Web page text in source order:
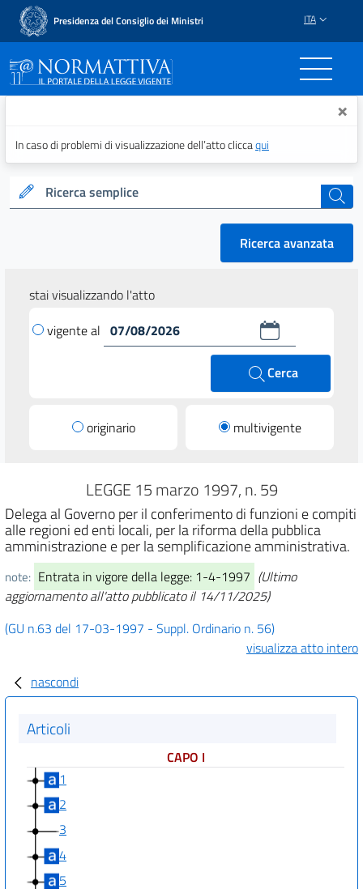
Presidenza del Consiglio dei Ministri ITA
Normattiva - Il portale ×
In caso di problemi di visualizzazione dell’atto cliccaqui
Ricerca semplice cerca
Ricerca avanzata
stai visualizzando l'atto
vigente al
Cerca
originario multivigente
LEGGE 15 marzo 1997, n. 59
Delega al Governo per il conferimento di funzioni e compiti
alle regioni ed enti locali, per la riforma della pubblica
amministrazione e per la semplificazione amministrativa.
note: Entrata in vigore della legge: 1-4-1997 (Ultimo
aggiornamento all'atto pubblicato il 14/11/2025)
(GU n.63 del 17-03-1997 - Suppl. Ordinario n. 56)
visualizza atto intero
nascondi
Articoli
CAPO I
1
2
3
4
5